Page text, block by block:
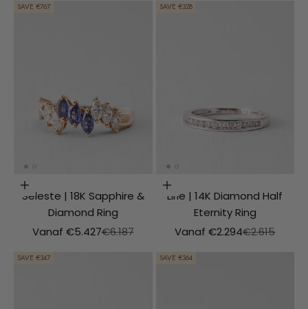
SAVE €767
Choosing options
Seleste | 18K Sapphire &
Diamond Ring
Aanbiedingsprijs
Vanaf €5.427Normale prijs
€6.187
SAVE €328
Choosing options
Lirie | 14K Diamond Half
Eternity Ring
Aanbiedingsprijs
Vanaf €2.294Normale prijs
€2.615
SAVE €347 SAVE €364